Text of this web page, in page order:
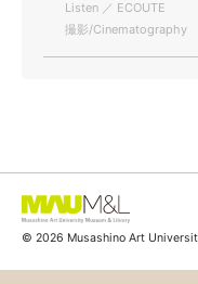
Listen ／ ECOUTE
撮影/Cinematography
© 2026 Musashino Art